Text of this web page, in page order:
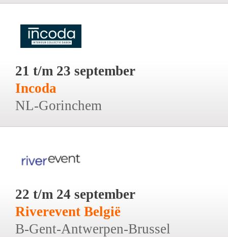
21 t/m 23 september
Incoda
NL-Gorinchem
22 t/m 24 september
Riverevent België
B-Gent-Antwerpen-Brussel